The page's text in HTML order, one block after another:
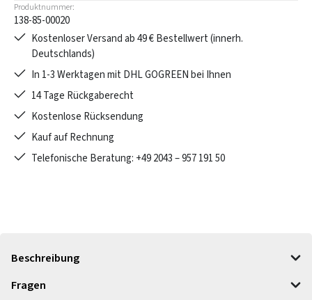
Produktnummer:
138-85-00020
Kostenloser Versand ab 49 € Bestellwert (innerh.
Deutschlands)
In 1-3 Werktagen mit DHL GOGREEN bei Ihnen
14 Tage Rückgaberecht
Kostenlose Rücksendung
Kauf auf Rechnung
Telefonische Beratung: +49 2043 – 957 191 50
Beschreibung
Fragen